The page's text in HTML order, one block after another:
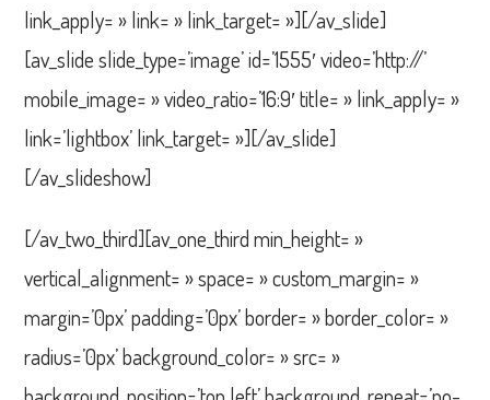
link_apply= » link= » link_target= »][/av_slide]
[av_slide slide_type=’image’ id=’1555′ video=’http://’
mobile_image= » video_ratio=’16:9′ title= » link_apply= »
link=’lightbox’ link_target= »][/av_slide]
[/av_slideshow]
[/av_two_third][av_one_third min_height= »
vertical_alignment= » space= » custom_margin= »
margin=’0px’ padding=’0px’ border= » border_color= »
radius=’0px’ background_color= » src= »